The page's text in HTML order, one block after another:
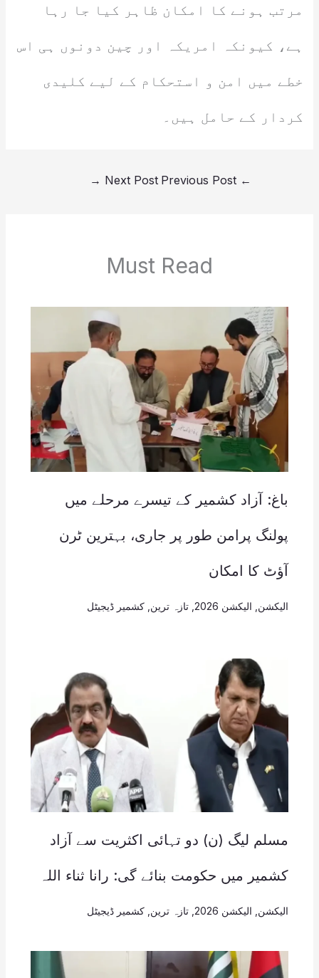
مرتب ہونے کا امکان ظاہر کیا جا رہا
ہے، کیونکہ امریکہ اور چین دونوں ہی اس
خطے میں امن و استحکام کے لیے کلیدی
کردار کے حامل ہیں۔
←
Next Post
→
Must Read
باغ: آزاد کشمیر کے تیسرے مرحلے میں
پولنگ پرامن طور پر جاری، بہترین ٹرن
آؤٹ کا امکان
الیکشن الیکشن 2026 , تازہ ترین کشمیر ڈیجیٹل
مسلم لیگ (ن) دو تہائی اکثریت سے آزاد
کشمیر میں حکومت بنائے گی: رانا ثناء اللہ
الیکشن الیکشن 2026 , تازہ ترین کشمیر ڈیجیٹل